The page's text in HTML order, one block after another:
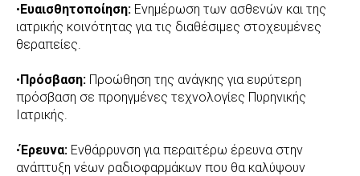
•Ευαισθητοποίηση: Ενημέρωση των ασθενών και της
ιατρικής κοινότητας για τις διαθέσιμες στοχευμένες
θεραπείες.
•Πρόσβαση: Προώθηση της ανάγκης για ευρύτερη
πρόσβαση σε προηγμένες τεχνολογίες Πυρηνικής
Ιατρικής.
•Έρευνα: Ενθάρρυνση για περαιτέρω έρευνα στην
ανάπτυξη νέων ραδιοφαρμάκων που θα καλύψουν